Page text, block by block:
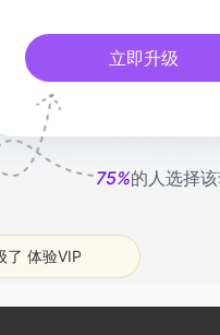
立即升级
75%的人选择
体验VIP